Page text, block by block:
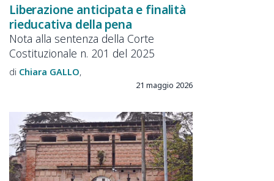
Liberazione anticipata e finalità
rieducativa della pena
Nota alla sentenza della Corte
Costituzionale n. 201 del 2025
Chiara GALLO
21 maggio 2026